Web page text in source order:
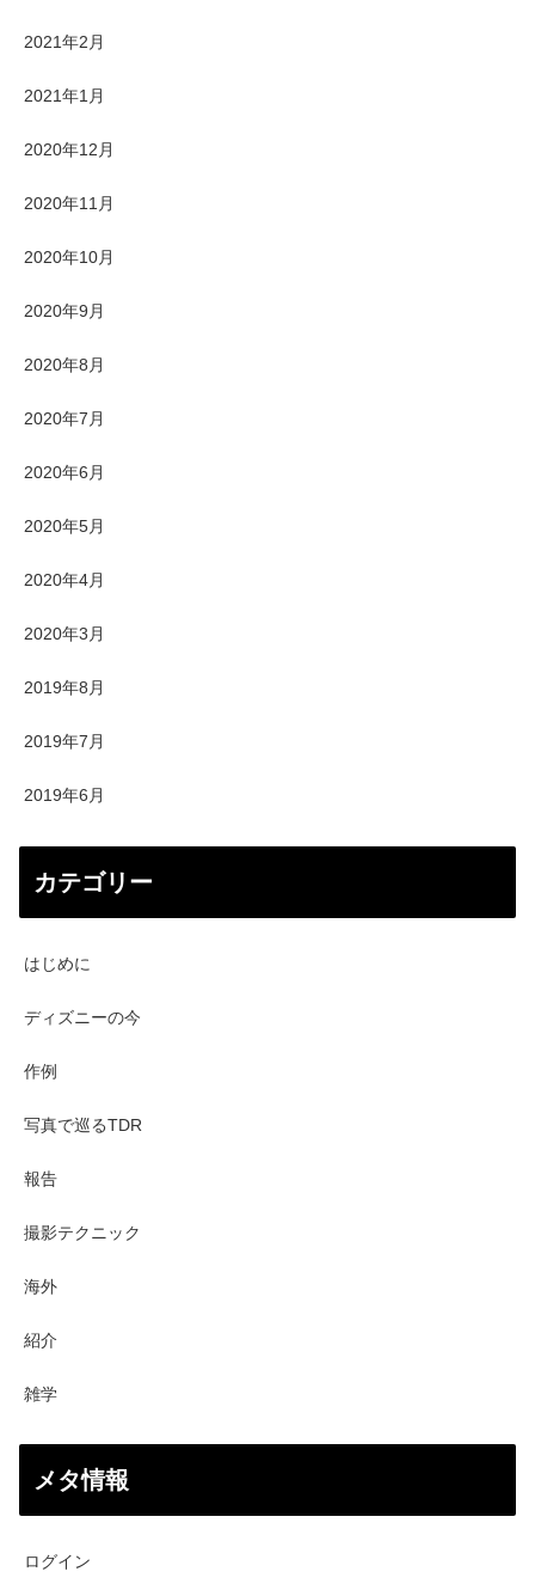
2021年2月
2021年1月
2020年12月
2020年11月
2020年10月
2020年9月
2020年8月
2020年7月
2020年6月
2020年5月
2020年4月
2020年3月
2019年8月
2019年7月
2019年6月
カテゴリー
はじめに
ディズニーの今
作例
写真で巡るTDR
報告
撮影テクニック
海外
紹介
雑学
メタ情報
ログイン